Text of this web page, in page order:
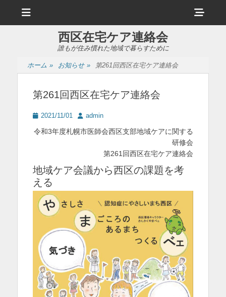
ュ
ヘ
ッ
サ
西区在宅ケア連絡会
誰もが住み慣れた地域で暮らすために
ホーム » お知らせ » 第261回西区在宅ケア連絡会
第261回西区在宅ケア連絡会
投
日
2021/11/01
投
者
admin
令和3年度札幌市医師会西区支部地域ケアに関する
研修会
第261回西区在宅ケア連絡会
地域ケア会議から西区の課題を考
える